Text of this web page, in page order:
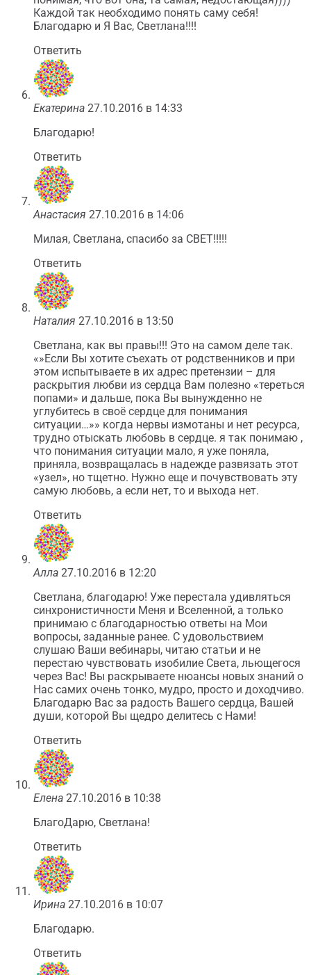
Каждой так необходимо понять саму себя!
Благодарю и Я Вас, Светлана!!!!
Ответить
Екатерина 27.10.2016 в 14:33
Благодарю!
Ответить
Анастасия 27.10.2016 в 14:06
Милая, Светлана, спасибо за СВЕТ!!!!!
Ответить
Наталия 27.10.2016 в 13:50
Светлана, как вы правы!!! Это на самом деле так.
«»Если Вы хотите съехать от родственников и при
этом испытываете в их адрес претензии – для
раскрытия любви из сердца Вам полезно «тереться
попами» и дальше, пока Вы вынужденно не
углубитесь в своё сердце для понимания
ситуации…»» когда нервы измотаны и нет ресурса,
трудно отыскать любовь в сердце. я так понимаю ,
что понимания ситуации мало, я уже поняла,
приняла, возвращалась в надежде развязать этот
«узел», но тщетно. Нужно еще и почувствовать эту
самую любовь, а если нет, то и выхода нет.
Ответить
Алла 27.10.2016 в 12:20
Светлана, благодарю! Уже перестала удивляться
синхронистичности Меня и Вселенной, а только
принимаю с благодарностью ответы на Мои
вопросы, заданные ранее. С удовольствием
слушаю Ваши вебинары, читаю статьи и не
перестаю чувствовать изобилие Света, льющегося
через Вас! Вы раскрываете нюансы новых знаний о
Нас самих очень тонко, мудро, просто и доходчиво.
Благодарю Вас за радость Вашего сердца, Вашей
души, которой Вы щедро делитесь с Нами!
Ответить
Елена 27.10.2016 в 10:38
БлагоДарю, Светлана!
Ответить
Ирина 27.10.2016 в 10:07
Благодарю.
Ответить